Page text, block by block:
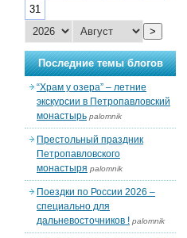
31
>
Последние темы блогов
“Храм у озера” – летние
экскурсии в Петропавловский
монастырь palomnik
Престольный праздник
Петропавловского
монастыря palomnik
Поездки по России 2026 –
специально для
дальневосточников ! palomnik